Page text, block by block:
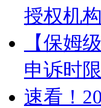
授权机
【保姆
申诉时
速看！